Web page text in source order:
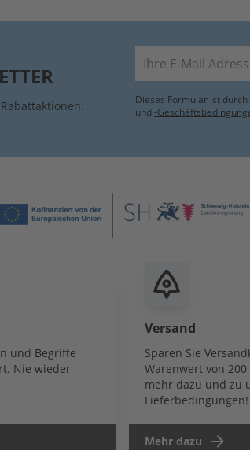
E-Mail
Dieses Formular ist
und -
und Begriffe
Nie wieder
Versand
Sparen Sie
Warenwert von
mehr dazu und zu
Lieferbedingungen!
Mehr dazu